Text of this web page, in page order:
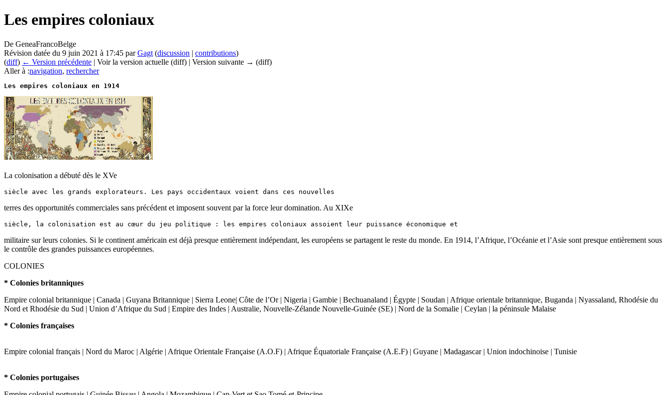
Les empires coloniaux
De GeneaFrancoBelge
Révision datée du 9 juin 2021 à 17:45 parGagt (discussion | contributions)
(diff) ← Version précédente | Voir la version actuelle (diff) | Version suivante → (diff)
Aller à :navigation, rechercher
Les empires coloniaux en 1914
La colonisation a débuté dès le XVe
terres des opportunités commerciales sans précédent et imposent souvent par la force leur domination. Au XIXe
militaire sur leurs colonies. Si le continent américain est déjà presque entièrement indépendant, les européens se partagent le reste du monde. En 1914, l’Afrique, l’Océanie et l’Asie sont presque entièrement sous
le contrôle des grandes puissances européennes.
COLONIES
* Colonies britanniques
Empire colonial britannique | Canada | Guyana Britannique | Sierra Leone| Côte de l’Or | Nigeria | Gambie | Bechuanaland | Égypte | Soudan | Afrique orientale britannique, Buganda | Nyassaland, Rhodésie du
Nord et Rhodésie du Sud | Union d’Afrique du Sud | Empire des Indes | Australie, Nouvelle-Zélande Nouvelle-Guinée (SE) | Nord de la Somalie | Ceylan | la péninsule Malaise
* Colonies françaises
Empire colonial français | Nord du Maroc | Algérie | Afrique Orientale Française (A.O.F) | Afrique Équatoriale Française (A.E.F) | Guyane | Madagascar | Union indochinoise | Tunisie
* Colonies portugaises